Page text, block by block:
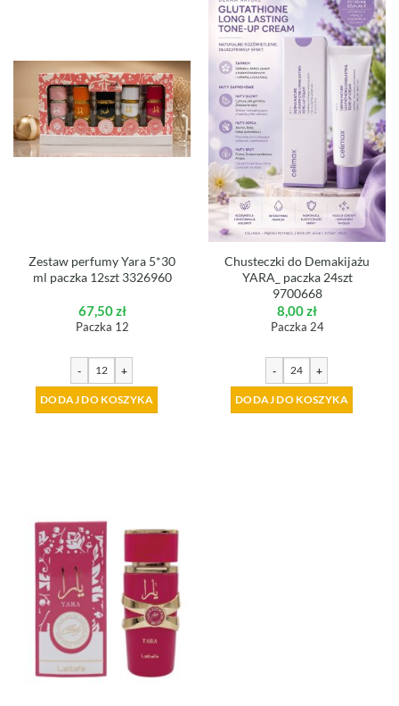
Zestaw perfumy Yara 5*30
ml paczka 12szt 3326960
67,50zł
Paczka 12
- +
DODAJ DO KOSZYKA
Chusteczki do Demakijażu
YARA_ paczka 24szt
9700668
8,00zł
Paczka 24
- +
DODAJ DO KOSZYKA